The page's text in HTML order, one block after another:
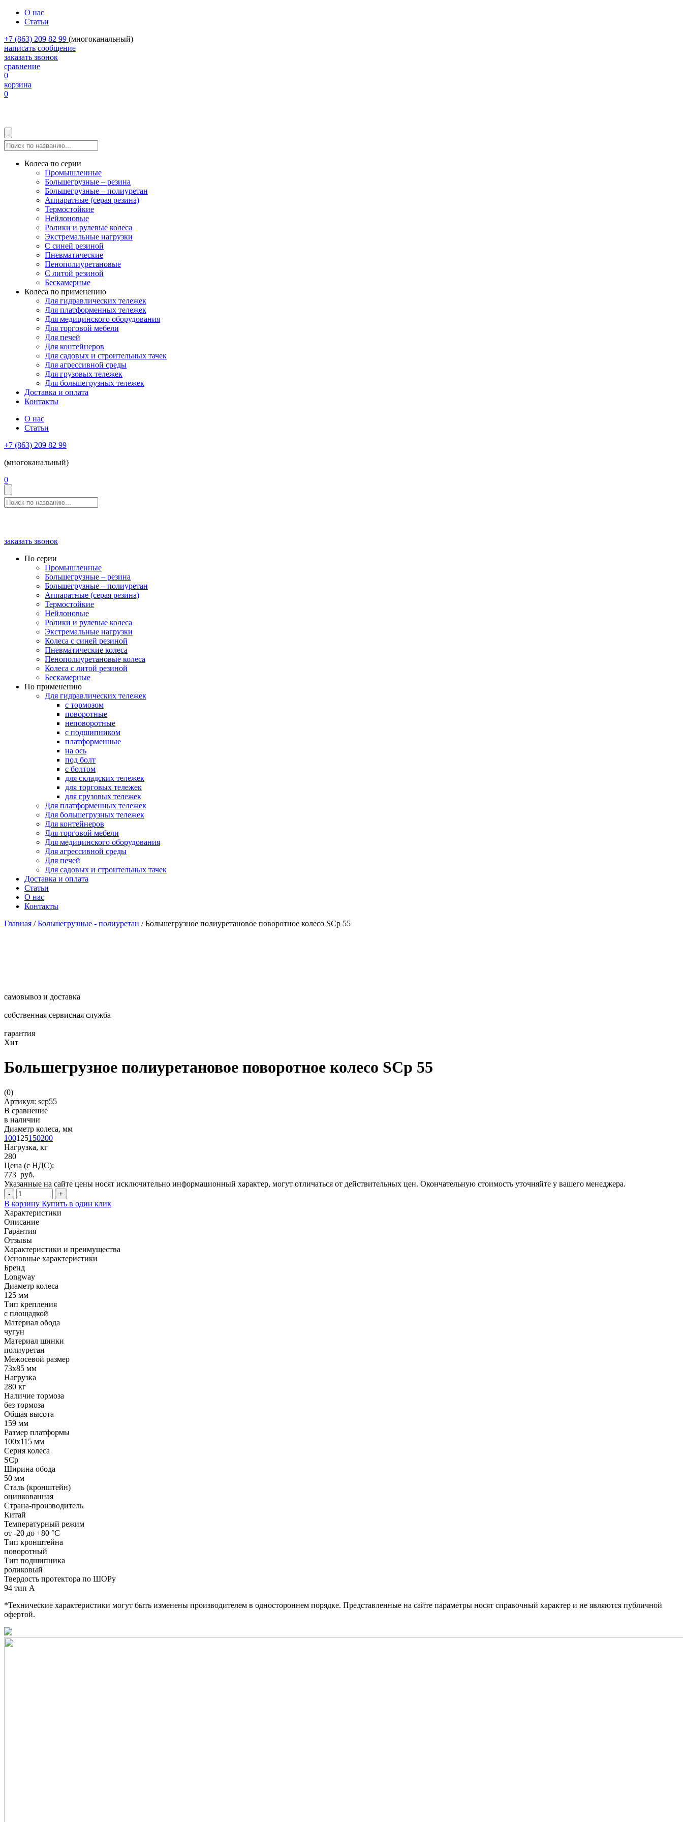
О нас
Статьи
+7 (863) 209 82 99 (многоканальный)
написать сообщение
заказать звонок
сравнение
0
корзина
0
Колеса по серии
Промышленные
Большегрузные – резина
Большегрузные – полиуретан
Аппаратные (серая резина)
Термостойкие
Нейлоновые
Ролики и рулевые колеса
Экстремальные нагрузки
С синей резиной
Пневматические
Пенополиуретановые
С литой резиной
Бескамерные
Колеса по применению
Для гидравлических тележек
Для платформенных тележек
Для медицинского оборудования
Для торговой мебели
Для печей
Для контейнеров
Для садовых и строительных тачек
Для агрессивной среды
Для грузовых тележек
Для большегрузных тележек
Доставка и оплата
Контакты
О нас
Статьи
+7 (863) 209 82 99
(многоканальный)
0
заказать звонок
По серии
Промышленные
Большегрузные – резина
Большегрузные – полиуретан
Аппаратные (серая резина)
Термостойкие
Нейлоновые
Ролики и рулевые колеса
Экстремальные нагрузки
Колеса с синей резиной
Пневматические колеса
Пенополиуретановые колеса
Колеса с литой резиной
Бескамерные
По применению
Для гидравлических тележек
с тормозом
поворотные
неповоротные
с подшипником
платформенные
на ось
под болт
с болтом
для складских тележек
для торговых тележек
для грузовых тележек
Для платформенных тележек
Для большегрузных тележек
Для контейнеров
Для торговой мебели
Для медицинского оборудования
Для агрессивной среды
Для печей
Для садовых и строительных тачек
Доставка и оплата
Статьи
О нас
Контакты
Главная /Большегрузные - полиуретан /Большегрузное полиуретановое поворотное колесо SCp 55
самовывоз и доставка
собственная сервисная служба
гарантия
Хит
Большегрузное полиуретановое поворотное колесо SCp 55
(0)
Артикул: scp55
В сравнение
в наличии
Диаметр колеса, мм
100125150200
Нагрузка, кг
280
Цена (с НДС):
773 руб.
Указанные на сайте цены носят исключительно информационный характер, могут отличаться от действительных цен. Окончательную стоимость уточняйте у вашего менеджера.
- +
В корзину Купить в один клик
Характеристики
Описание
Гарантия
Отзывы
Характеристики и преимущества
Основные характеристики
Бренд
Longway
Диаметр колеса
125 мм
Тип крепления
с площадкой
Материал обода
чугун
Материал шинки
полиуретан
Межосевой размер
73x85 мм
Нагрузка
280 кг
Наличие тормоза
без тормоза
Общая высота
159 мм
Размер платформы
100x115 мм
Серия колеса
SCp
Ширина обода
50 мм
Сталь (кронштейн)
оцинкованная
Страна-производитель
Китай
Температурный режим
от -20 до +80 °С
Тип кронштейна
поворотный
Тип подшипника
роликовый
Твердость протектора по ШОРу
94 тип А
*Технические характеристики могут быть изменены производителем в одностороннем порядке. Представленные на сайте параметры носят справочный характер и не являются публичной
офертой.